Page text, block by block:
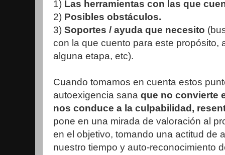
1) Las herramientas con las que
2) Posibles obstáculos.
3) Soportes / ayuda que necesito
con la que cuento para este propósito,
alguna etapa, etc).
Cuando tomamos en cuenta estos
autoexigencia sana que no convierte
nos conduce a la culpabilidad,
pone en una mirada de valoración al
en el objetivo, tomando una actitud de
nuestro tiempo y auto-reconocimiento